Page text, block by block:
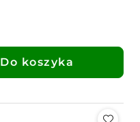
Do koszyka